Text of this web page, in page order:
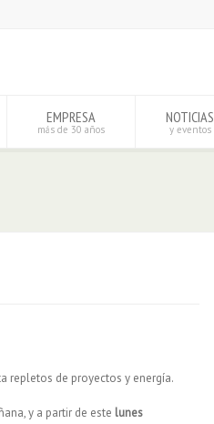
EMPRESA
más de 30 años
NOTICIAS
y eventos
repletos de proyectos y energía.
y a partir de este lunes